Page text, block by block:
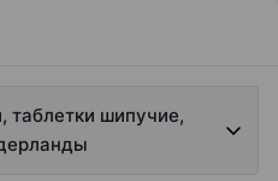
таблетки шипучие,